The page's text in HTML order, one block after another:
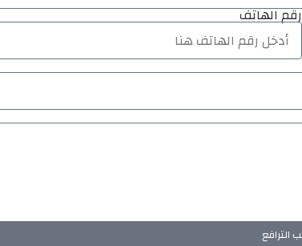
رقم الهاتف
الترافع